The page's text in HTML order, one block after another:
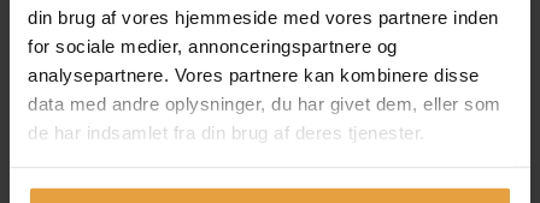
din brug af vores hjemmeside med vores partnere inden
for sociale medier, annonceringspartnere og
analysepartnere. Vores partnere kan kombinere disse
data med andre oplysninger, du har givet dem, eller som
de har indsamlet fra din brug af deres tjenester.
Unikt håndlavet ophæng i akvarelpapir med
håndmalede blomster, guldkant og prismer, som
reflekterer solens stråler.
Hvert enkelt ophæng er stanset, malet og samlet i
hånden med omhu og kærlighed. Hvert enkelt